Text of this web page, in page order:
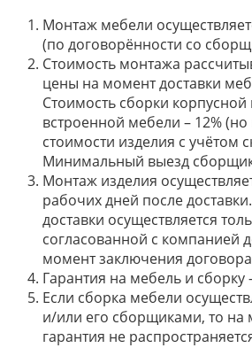
Монтаж мебели
(по договорённости со
Стоимость монтажа
цены на момент доставки
Стоимость сборки корпусной
встроенной мебели – 12%
стоимости изделия с учётом
Минимальный выезд
Монтаж изделия
рабочих дней после
доставки осуществляется
согласованной с компанией
момент заключения
Гарантия на мебель и сборку
Если сборка мебели
и/или его сборщиками, то на
гарантия не